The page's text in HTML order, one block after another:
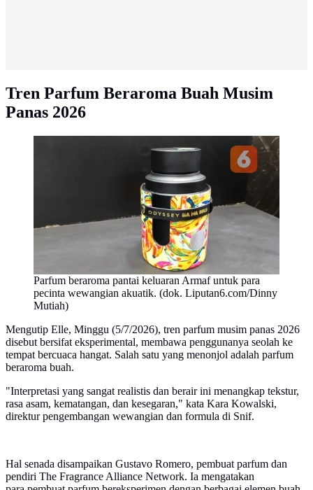
Tren Parfum Beraroma Buah Musim
Panas 2026
Parfum beraroma pantai keluaran Armaf untuk para
pecinta wewangian akuatik. (dok. Liputan6.com/Dinny
Mutiah)
Mengutip Elle, Minggu (5/7/2026), tren parfum musim panas 2026
disebut bersifat eksperimental, membawa penggunanya seolah ke
tempat bercuaca hangat. Salah satu yang menonjol adalah parfum
beraroma buah.
"Interpretasi yang sangat realistis dan berair ini menangkap tekstur,
rasa asam, kematangan, dan kesegaran," kata Kara Kowalski,
direktur pengembangan wewangian dan formula di Snif.
Hal senada disampaikan Gustavo Romero, pembuat parfum dan
pendiri The Fragrance Alliance Network. Ia mengatakan